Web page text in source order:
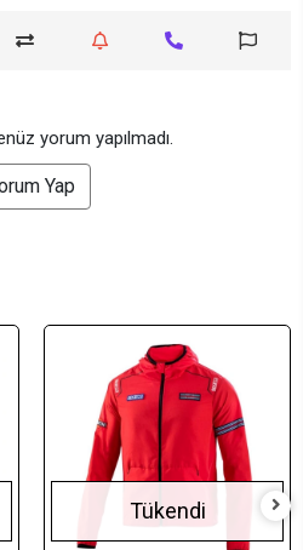
yorum yapılmadı.
Yap
Tükendi